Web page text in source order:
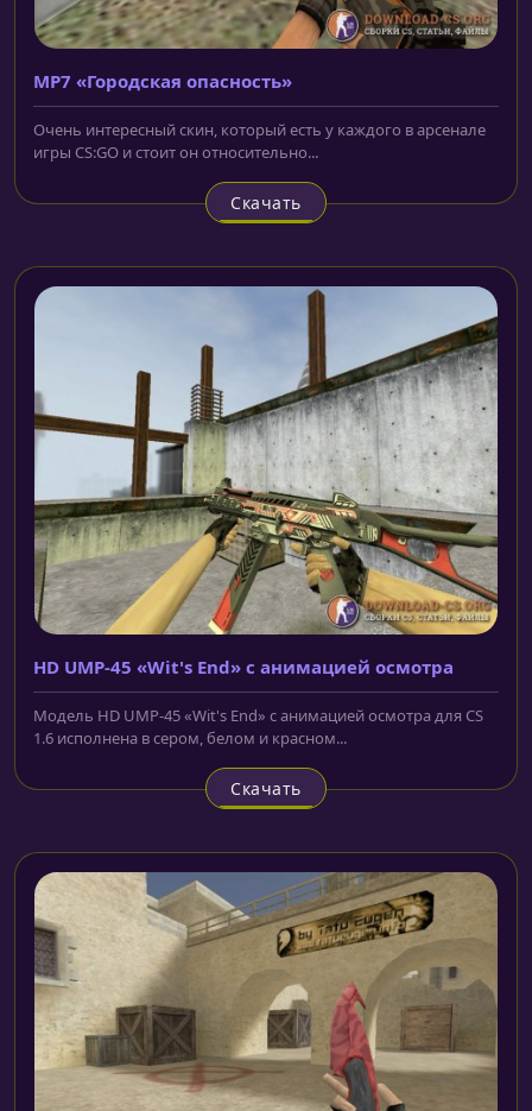
MP7 «Городская опасность»
Очень интересный скин, который есть у каждого в арсенале
игры CS:GO и стоит он относительно...
Скачать
HD UMP-45 «Wit's End» с анимацией осмотра
Модель HD UMP-45 «Wit's End» с анимацией осмотра для CS
1.6 исполнена в сером, белом и красном...
Скачать